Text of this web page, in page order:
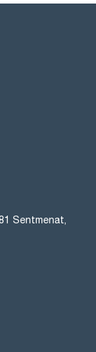
Sentmenat,